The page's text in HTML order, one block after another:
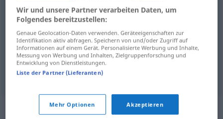
einsam, (von der Außenwelt)abgeschieden
secluded
zurückgezogen secludedway of life
abgelegen secludedplace
Beispielsätze aus externen Quellen
Wir und unsere Partner verarbeiten Daten, um
Folgendes bereitzustellen:
Genaue Geolocation-Daten verwenden. Geräteeigenschaften zur
Identifikation aktiv abfragen. Speichern von und/oder Zugriff auf
Informationen auf einem Gerät. Personalisierte Werbung und Inhalte,
Messung von Werbung und Inhalten, Zielgruppenforschung und
Entwicklung von Dienstleistungen.
Liste der Partner (Lieferanten)
Mehr Optionen Akzeptieren